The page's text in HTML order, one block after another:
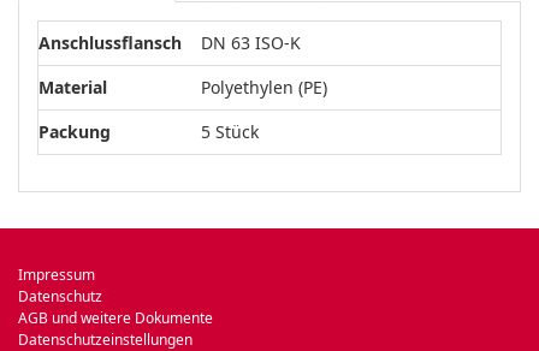
Anschlussflansch
DN 63 ISO-K
Material
Polyethylen (PE)
Packung
5 Stück
Impressum
Datenschutz
AGB und weitere Dokumente
Datenschutzeinstellungen